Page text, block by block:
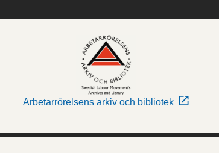
Arbetarrörelsens arkiv och bibliotek